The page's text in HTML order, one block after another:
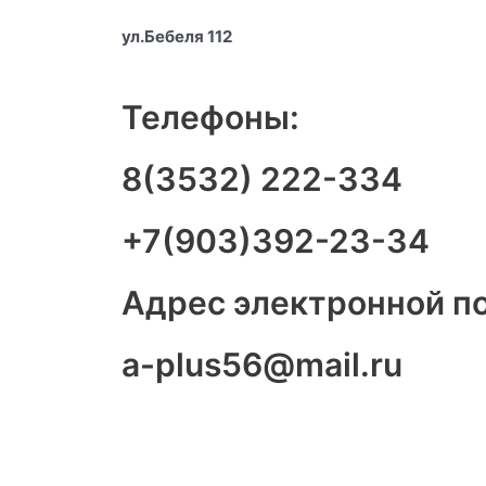
ул.Бебеля 112
Телефоны:
8(3532) 222-334
+7(903)392-23-34
Адрес электронной
a-plus56@mail.ru